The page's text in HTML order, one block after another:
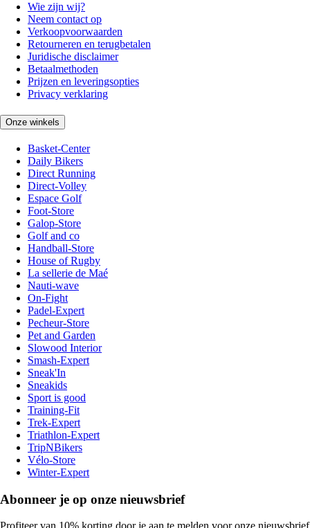
Wie zijn wij?
Neem contact op
Verkoopvoorwaarden
Retourneren en terugbetalen
Juridische disclaimer
Betaalmethoden
Prijzen en leveringsopties
Privacy verklaring
Onze winkels
Basket-Center
Daily Bikers
Direct Running
Direct-Volley
Espace Golf
Foot-Store
Galop-Store
Golf and co
Handball-Store
House of Rugby
La sellerie de Maé
Nauti-wave
On-Fight
Padel-Expert
Pecheur-Store
Pet and Garden
Slowood Interior
Smash-Expert
Sneak'In
Sneakids
Sport is good
Training-Fit
Trek-Expert
Triathlon-Expert
TripNBikers
Vélo-Store
Winter-Expert
Abonneer je op onze nieuwsbrief